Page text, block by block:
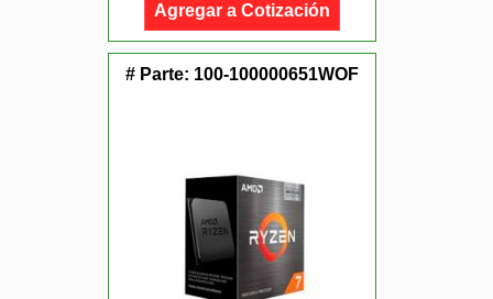
Agregar a Cotización
# Parte: 100-100000651WOF